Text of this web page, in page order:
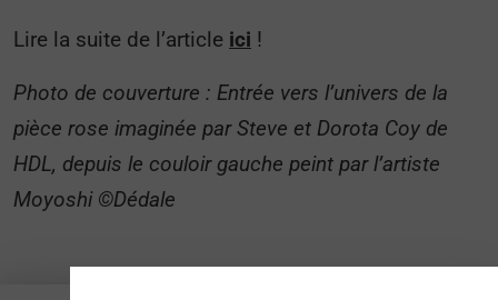
Lire la suite de l’article ici !
Photo de couverture : Entrée vers l’univers de la
pièce rose imaginée par Steve et Dorota Coy de
HDL, depuis le couloir gauche peint par l’artiste
Moyoshi ©Dédale